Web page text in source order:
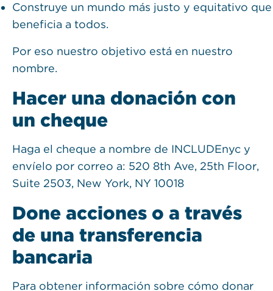
Construye un mundo más justo y equitativo que
beneficia a todos.
Por eso nuestro objetivo está en nuestro
nombre.
Hacer una donación con
un cheque
Haga el cheque a nombre de INCLUDEnyc y
envíelo por correo a: 520 8th Ave, 25th Floor,
Suite 2503, New York, NY 10018
Done acciones o a través
de una transferencia
bancaria
Para obtener información sobre cómo donar